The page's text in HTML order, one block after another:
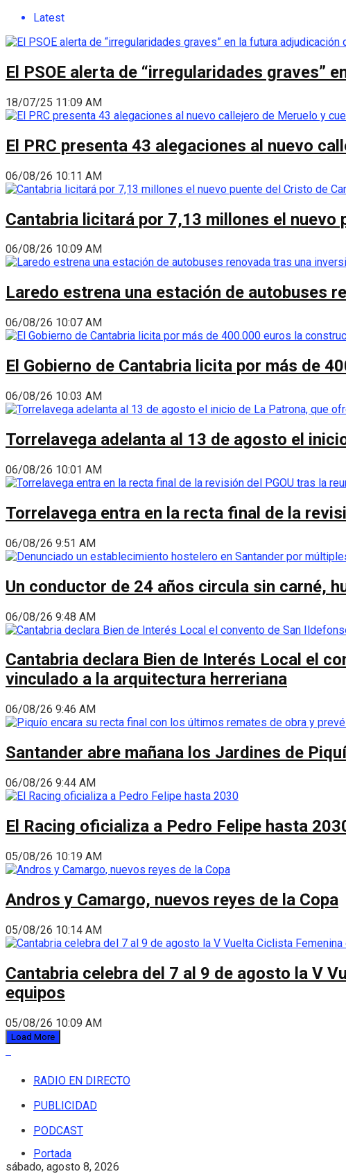
Latest
El PSOE alerta de “irregularidades graves”
18/07/25 11:09 AM
El PRC presenta 43 alegaciones al nuevo
06/08/26 10:11 AM
Cantabria licitará por 7,13 millones el nuevo
06/08/26 10:09 AM
Laredo estrena una estación de autobuses
06/08/26 10:07 AM
El Gobierno de Cantabria licita por más de
06/08/26 10:03 AM
Torrelavega adelanta al 13 de agosto el
06/08/26 10:01 AM
Torrelavega entra en la recta final de la
06/08/26 9:51 AM
Un conductor de 24 años circula sin carné,
06/08/26 9:48 AM
Cantabria declara Bien de Interés Local el
vinculado a la arquitectura herreriana
06/08/26 9:46 AM
Santander abre mañana los Jardines de
06/08/26 9:44 AM
El Racing oficializa a Pedro Felipe hasta
05/08/26 10:19 AM
Andros y Camargo, nuevos reyes de la Copa
05/08/26 10:14 AM
Cantabria celebra del 7 al 9 de agosto la V
equipos
05/08/26 10:09 AM
Load More
RADIO EN DIRECTO
PUBLICIDAD
PODCAST
sábado, agosto 8, 2026
Portada